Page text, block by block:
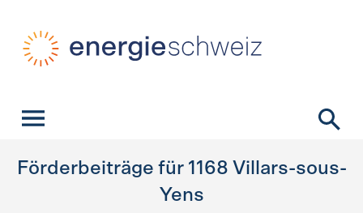
Förderbeiträge für 1168 Villars-sous-
Yens